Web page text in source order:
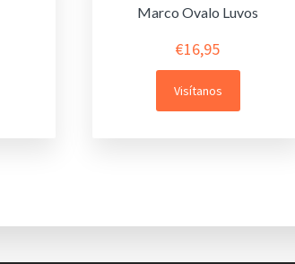
Marco Ovalo Luvos
€16,95
Visítanos